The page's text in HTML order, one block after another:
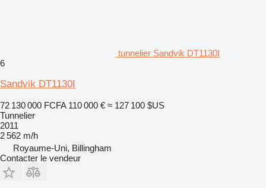
tunnelier Sandvik DT1130I
6
Sandvik DT1130I
72 130 000 FCFA 110 000 € ≈ 127 100 $US
Tunnelier
2011
2 562 m/h
Royaume-Uni, Billingham
Contacter le vendeur